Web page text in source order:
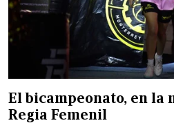
El bicampeonato, en la
Regia Femenil